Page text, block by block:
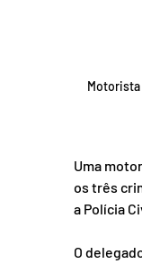
Uma
os três
a Polícia
O